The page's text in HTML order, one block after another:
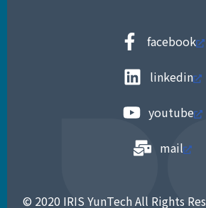
facebook
linkedin
youtube
mail
© 2020 IRIS YunTech All Rights